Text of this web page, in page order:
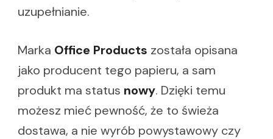
uzupełnianie.
Marka Office Products została opisana
jako producent tego papieru, a sam
produkt ma status nowy. Dzięki temu
możesz mieć pewność, że to świeża
dostawa, a nie wyrób powystawowy czy